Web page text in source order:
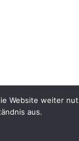
Website weiter
aus.